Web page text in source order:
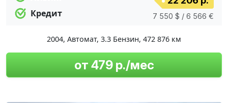
Кредит
7 550 $ / 6 566 €
2004, Автомат, 3.3 Бензин, 472 876 км
от 479 р./мес